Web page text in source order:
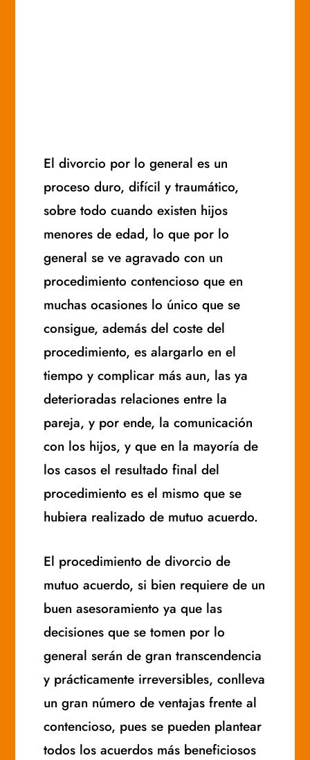
El divorcio por lo general es un
proceso duro, difícil y traumático,
sobre todo cuando existen hijos
menores de edad, lo que por lo
general se ve agravado con un
procedimiento contencioso que en
muchas ocasiones lo único que se
consigue, además del coste del
procedimiento, es alargarlo en el
tiempo y complicar más aun, las ya
deterioradas relaciones entre la
pareja, y por ende, la comunicación
con los hijos, y que en la mayoría de
los casos el resultado final del
procedimiento es el mismo que se
hubiera realizado de mutuo acuerdo.
El procedimiento de divorcio de
mutuo acuerdo, si bien requiere de un
buen asesoramiento ya que las
decisiones que se tomen por lo
general serán de gran transcendencia
y prácticamente irreversibles, conlleva
un gran número de ventajas frente al
contencioso, pues se pueden plantear
todos los acuerdos más beneficiosos